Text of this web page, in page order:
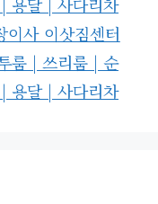
사 이삿짐센터
룸 | 쓰리룸 | 순
용달 | 사다리차